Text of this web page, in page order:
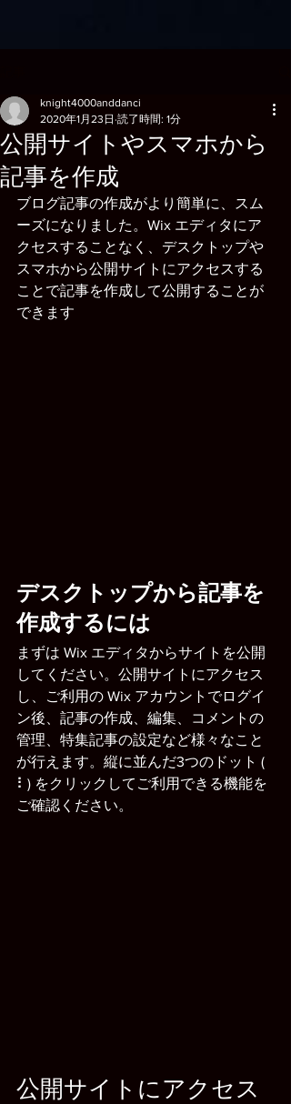
公開サイトやスマホから
記事を作成
knight4000anddanci
2020年1月23日 読了時間: 1分
ブログ記事の作成がより簡単に、スム
ーズになりました。Wix エディタにア
クセスすることなく、デスクトップや
スマホから公開サイトにアクセスする
ことで記事を作成して公開することが
できます
デスクトップから記事を
作成するには
まずは Wix エディタからサイトを公開
してください。公開サイトにアクセス
し、ご利用の Wix アカウントでログイ
ン後、記事の作成、編集、コメントの
管理、特集記事の設定など様々なこと
が行えます。縦に並んだ3つのドット (
⠇) をクリックしてご利用できる機能を
ご確認ください。
公開サイトにアクセス